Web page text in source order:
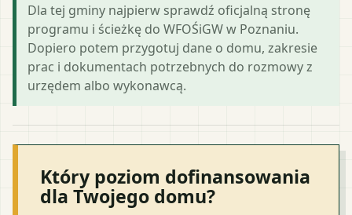
Dla tej gminy najpierw sprawdź oficjalną stronę
programu i ścieżkę do WFOŚiGW w Poznaniu.
Dopiero potem przygotuj dane o domu, zakresie
prac i dokumentach potrzebnych do rozmowy z
urzędem albo wykonawcą.
Który poziom dofinansowania
dla Twojego domu?